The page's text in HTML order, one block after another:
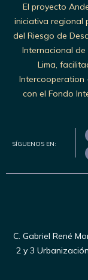
El proyecto
iniciativa regional
del Riesgo de
Internacional de
Lima,
Intercooperation
con el Fondo
SÍGUENOS EN:
C. Gabriel René
2 y 3